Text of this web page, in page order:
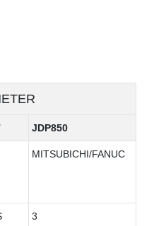
JDP850
MITSUBICHI/FANUC
3